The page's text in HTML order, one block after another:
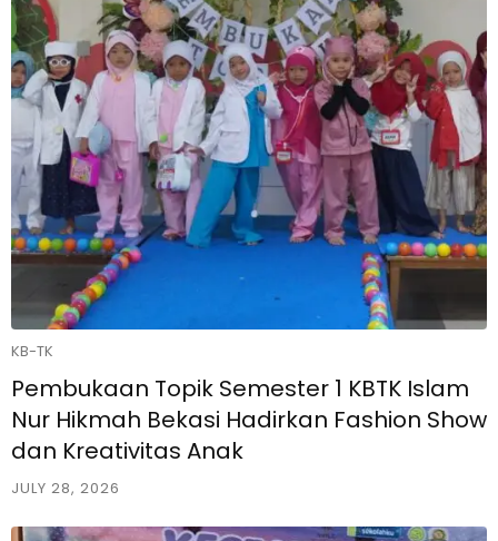
KB-TK
Pembukaan Topik Semester 1 KBTK Islam
Nur Hikmah Bekasi Hadirkan Fashion Show
dan Kreativitas Anak
JULY 28, 2026